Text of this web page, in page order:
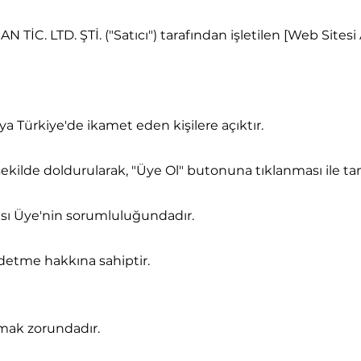
TİC. LTD. ŞTİ. ("Satıcı") tarafından işletilen [Web
Türkiye'de ikamet eden kişilere açıktır.
doldurularak, "Üye Ol" butonuna tıklanması ile
Üye'nin sorumluluğundadır.
hakkına sahiptir.
zorundadır.